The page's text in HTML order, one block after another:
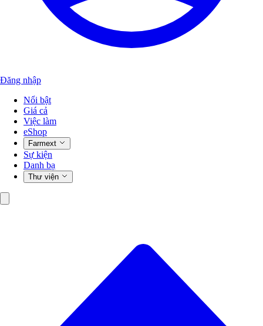
Đăng nhập
Nổi bật
Giá cả
Việc làm
eShop
Farmext
Sự kiện
Danh bạ
Thư viện